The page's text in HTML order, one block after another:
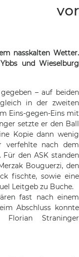
vor
nasskalten Wetter.
und Wieselburg
– auf beiden
in der zweiten
Eins-gegen-Eins mit
setzte er den Ball
Kopie dann wenig
verfehlte nach dem
den ASK standen
Bouguerzi, den
fischte, sowie eine
Leitgeb zu Buche.
fast nach einem
Abschluss konnte
Florian Straninger